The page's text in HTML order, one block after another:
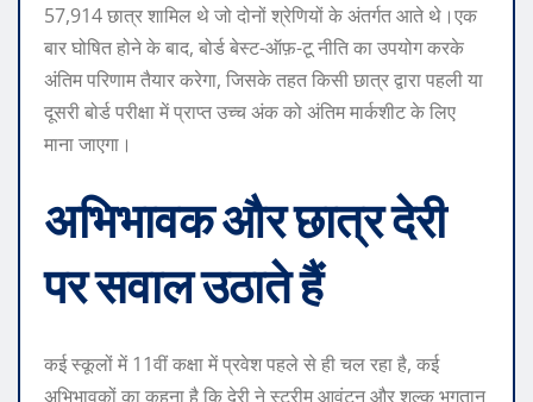
57,914 छात्र शामिल थे जो दोनों श्रेणियों के अंतर्गत आते थे।एक
बार घोषित होने के बाद, बोर्ड बेस्ट-ऑफ़-टू नीति का उपयोग करके
अंतिम परिणाम तैयार करेगा, जिसके तहत किसी छात्र द्वारा पहली या
दूसरी बोर्ड परीक्षा में प्राप्त उच्च अंक को अंतिम मार्कशीट के लिए
माना जाएगा।
अभिभावक और छात्र देरी
पर सवाल उठाते हैं
कई स्कूलों में 11वीं कक्षा में प्रवेश पहले से ही चल रहा है, कई
अभिभावकों का कहना है कि देरी ने स्ट्रीम आवंटन और शुल्क भुगतान